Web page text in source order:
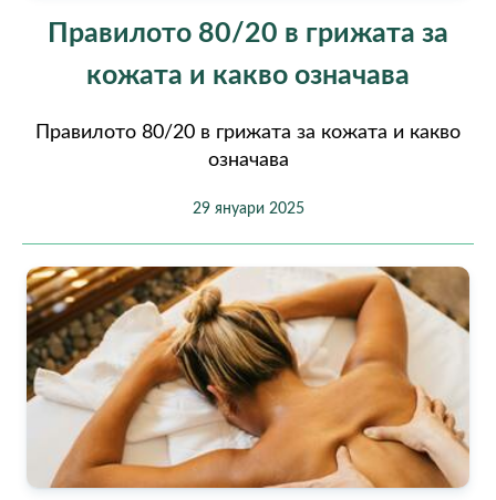
Правилото 80/20 в грижата за
кожата и какво означава
Правилото 80/20 в грижата за кожата и какво
означава
29 януари 2025